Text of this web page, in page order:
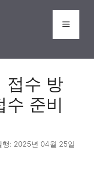
Menu
접수 방
수 준비
2025년 04월 25일